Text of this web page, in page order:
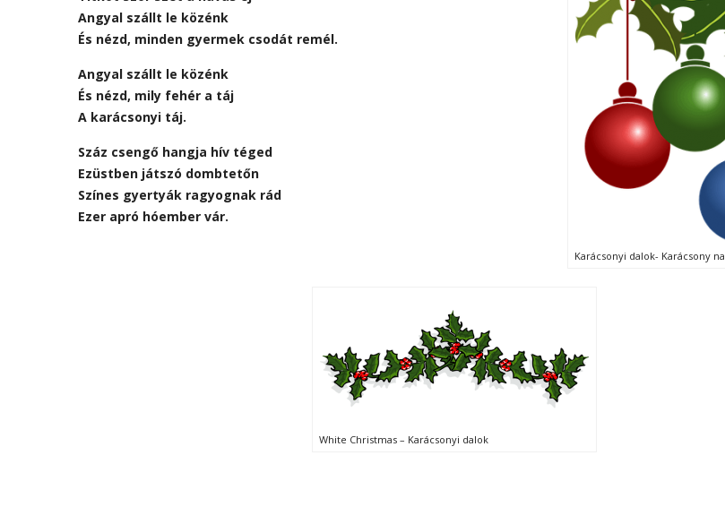
Karácsonyi dalok- Karácsony
Angyal szállt le közénk
És nézd, minden gyermek csodát remél.
Angyal szállt le közénk
És nézd, mily fehér a táj
A karácsonyi táj.
Száz csengő hangja hív téged
Ezüstben játszó dombtetőn
Színes gyertyák ragyognak rád
Ezer apró hóember vár.
White Christmas – Karácsonyi dalok